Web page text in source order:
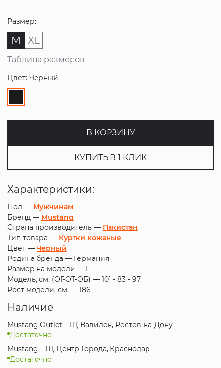
Размер:
M XL
Таблица размеров
Цвет: Черный
В КОРЗИНУ
КУПИТЬ В 1 КЛИК
Характеристики:
Пол — Мужчинам
Бренд — Mustang
Страна производитель — Пакистан
Тип товара — Куртки кожаные
Цвет — Черный
Родина бренда — Германия
Размер на модели — L
Модель, см. (ОГ-ОТ-ОБ) — 101 - 83 - 97
Рост модели, см. — 186
Наличие
Mustang Outlet - ТЦ Вавилон, Ростов-на-Дону
Достаточно
Mustang - ТЦ Центр Города, Краснодар
Достаточно